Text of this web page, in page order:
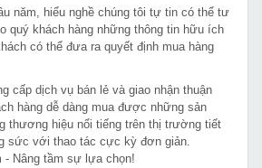
năm, hiểu nghề chúng tôi tự tin có thể tư
quý khách hàng những thông tin hữu ích
có thể đưa ra quyết định mua hàng
cấp dịch vụ bán lẻ và giao nhận thuận
hàng dễ dàng mua được những sản
thương hiệu nổi tiếng trên thị trường tiết
sức với thao tác cực kỳ đơn giản.
- Nâng tầm sự lựa chọn!